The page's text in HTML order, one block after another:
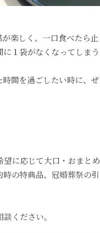
楽しく、一口食べたら止
１袋がなくなってしまう
間を過ごしたい時に、ぜ
に応じて大口・おまとめ
の特典品、冠婚葬祭の引
ください。